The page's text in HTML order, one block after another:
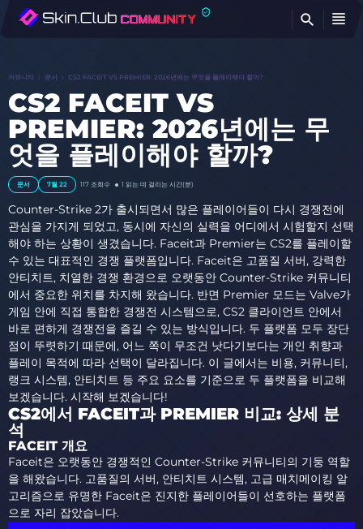
커뮤니티 문서 CS2 FACEIT VS PREMIER: 2026년에는 무엇을 플레이해야 할까?
CS2 FACEIT VS
PREMIER: 2026년에는 무
엇을 플레이해야 할까?
문서 7월 22 117 조회수 1 읽는 데 걸리는 시간(분)
Counter-Strike 2가 출시되면서 많은 플레이어들이 다시 경쟁전에
관심을 가지게 되었고, 동시에 자신의 실력을 어디에서 시험할지 선택
해야 하는 상황이 생겼습니다. Faceit과 Premier는 CS2를 플레이할
수 있는 대표적인 경쟁 플랫폼입니다. Faceit은 고품질 서버, 강력한
안티치트, 치열한 경쟁 환경으로 오랫동안 Counter-Strike 커뮤니티
에서 중요한 위치를 차지해 왔습니다. 반면 Premier 모드는 Valve가
게임 안에 직접 통합한 경쟁전 시스템으로, CS2 클라이언트 안에서
바로 편하게 경쟁전을 즐길 수 있는 방식입니다. 두 플랫폼 모두 장단
점이 뚜렷하기 때문에, 어느 쪽이 무조건 낫다기보다는 개인 취향과
플레이 목적에 따라 선택이 달라집니다. 이 글에서는 비용, 커뮤니티,
랭크 시스템, 안티치트 등 주요 요소를 기준으로 두 플랫폼을 비교해
보겠습니다. 시작해 보겠습니다!
CS2에서 FACEIT과 PREMIER 비교: 상세 분
석
FACEIT 개요
Faceit은 오랫동안 경쟁적인 Counter-Strike 커뮤니티의 기둥 역할
을 해왔습니다. 고품질의 서버, 안티치트 시스템, 고급 매치메이킹 알
고리즘으로 유명한 Faceit은 진지한 플레이어들이 선호하는 플랫폼
으로 자리 잡았습니다.